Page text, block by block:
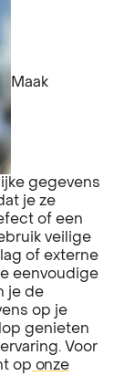
Maak
gegevens
je ze
of een
veilige
of externe
eenvoudige
je de
op je
genieten
Voor
op onze